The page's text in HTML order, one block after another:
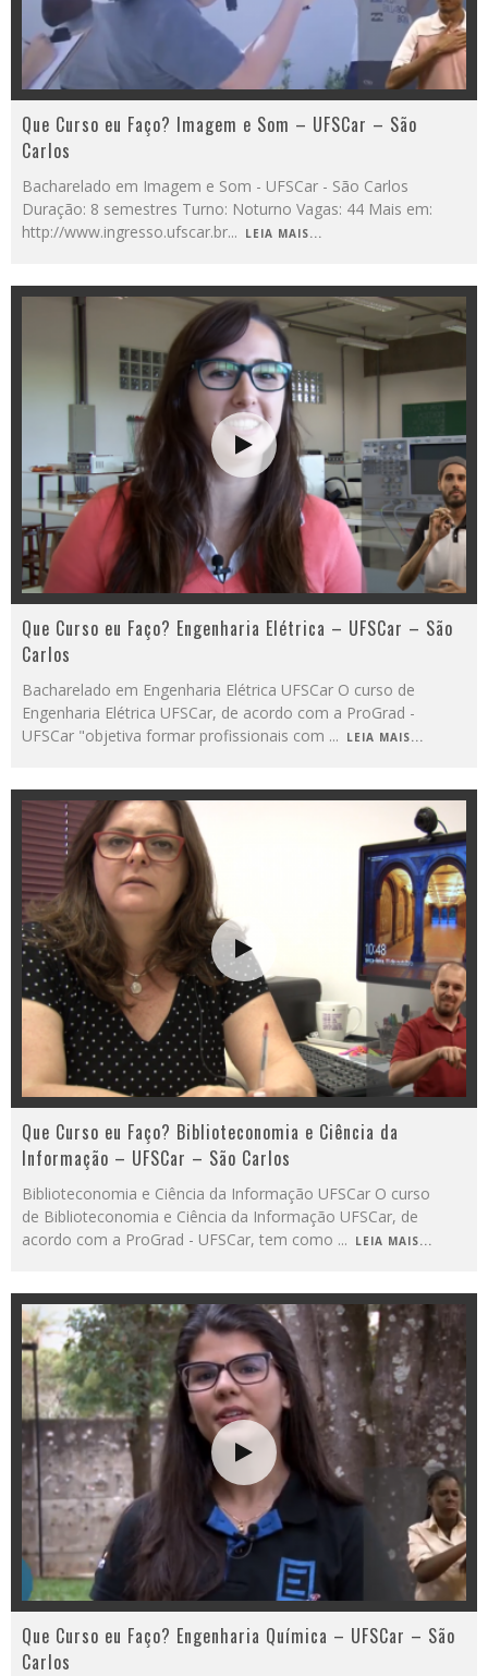
Que Curso eu Faço? Imagem e Som – UFSCar – São
Carlos
Bacharelado em Imagem e Som - UFSCar - São Carlos
Duração: 8 semestres Turno: Noturno Vagas: 44 Mais em:
http://www.ingresso.ufscar.br... LEIA MAIS...
Que Curso eu Faço? Engenharia Elétrica – UFSCar – São
Carlos
Bacharelado em Engenharia Elétrica UFSCar O curso de
Engenharia Elétrica UFSCar, de acordo com a ProGrad -
UFSCar "objetiva formar profissionais com ... LEIA MAIS...
Que Curso eu Faço? Biblioteconomia e Ciência da
Informação – UFSCar – São Carlos
Biblioteconomia e Ciência da Informação UFSCar O curso
de Biblioteconomia e Ciência da Informação UFSCar, de
acordo com a ProGrad - UFSCar, tem como ... LEIA MAIS...
Que Curso eu Faço? Engenharia Química – UFSCar – São
Carlos